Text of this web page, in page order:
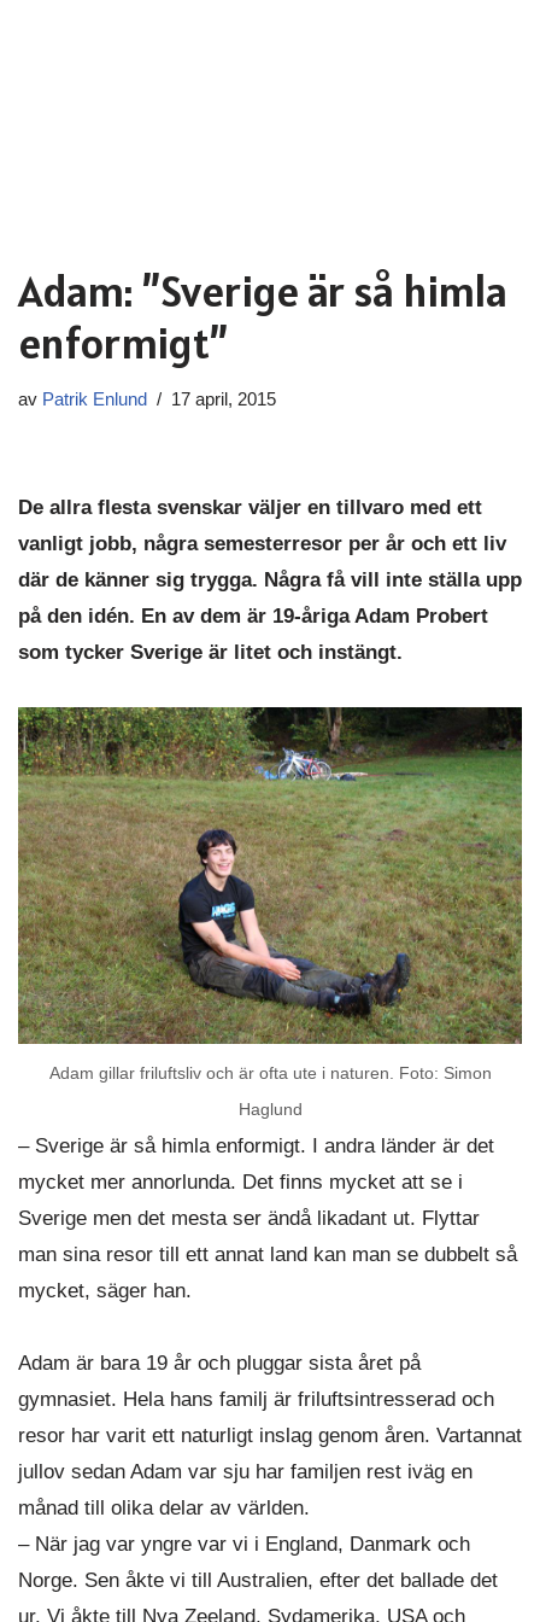
Adam: ”Sverige är så himla
enformigt”
av Patrik Enlund 17 april, 2015
De allra flesta svenskar väljer en tillvaro med ett
vanligt jobb, några semesterresor per år och ett liv
där de känner sig trygga. Några få vill inte ställa upp
på den idén. En av dem är 19-åriga Adam Probert
som tycker Sverige är litet och instängt.
Adam gillar friluftsliv och är ofta ute i naturen. Foto: Simon
Haglund
– Sverige är så himla enformigt. I andra länder är det
mycket mer annorlunda. Det finns mycket att se i
Sverige men det mesta ser ändå likadant ut. Flyttar
man sina resor till ett annat land kan man se dubbelt så
mycket, säger han.
Adam är bara 19 år och pluggar sista året på
gymnasiet. Hela hans familj är friluftsintresserad och
resor har varit ett naturligt inslag genom åren. Vartannat
jullov sedan Adam var sju har familjen rest iväg en
månad till olika delar av världen.
– När jag var yngre var vi i England, Danmark och
Norge. Sen åkte vi till Australien, efter det ballade det
ur. Vi åkte till Nya Zeeland, Sydamerika, USA och